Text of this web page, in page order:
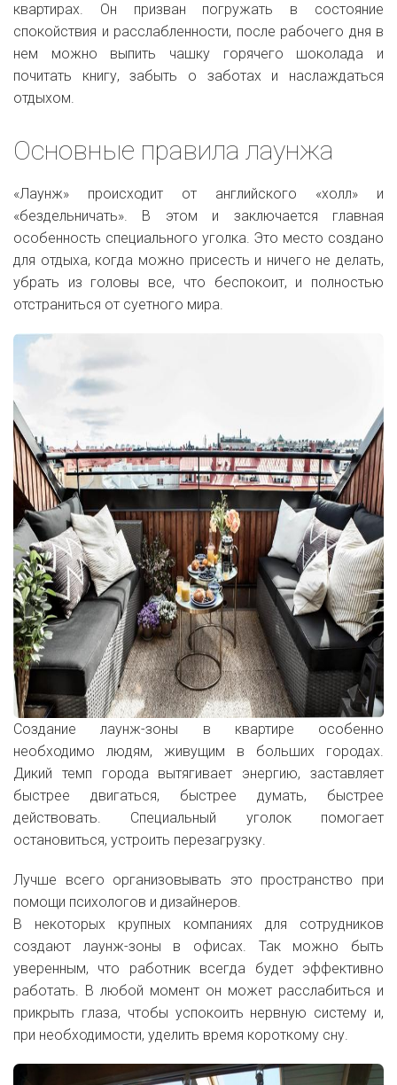
квартирах. Он призван погружать в состояние
спокойствия и расслабленности, после рабочего дня в
нем можно выпить чашку горячего шоколада и
почитать книгу, забыть о заботах и наслаждаться
отдыхом.
Основные правила лаунжа
«Лаунж» происходит от английского «холл» и
«бездельничать». В этом и заключается главная
особенность специального уголка. Это место создано
для отдыха, когда можно присесть и ничего не делать,
убрать из головы все, что беспокоит, и полностью
отстраниться от суетного мира.
Создание лаунж-зоны в квартире особенно
необходимо людям, живущим в больших городах.
Дикий темп города вытягивает энергию, заставляет
быстрее двигаться, быстрее думать, быстрее
действовать. Специальный уголок помогает
остановиться, устроить перезагрузку.
Лучше всего организовывать это пространство при
помощи психологов и дизайнеров.
В некоторых крупных компаниях для сотрудников
создают лаунж-зоны в офисах. Так можно быть
уверенным, что работник всегда будет эффективно
работать. В любой момент он может расслабиться и
прикрыть глаза, чтобы успокоить нервную систему и,
при необходимости, уделить время короткому сну.